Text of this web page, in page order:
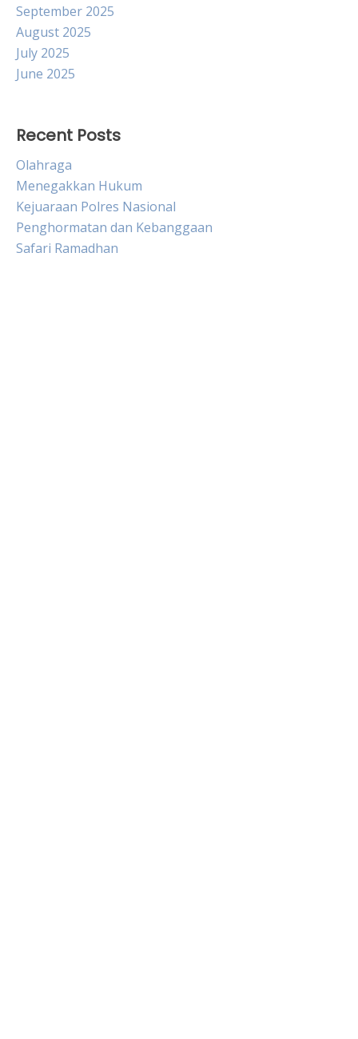
September 2025
August 2025
July 2025
June 2025
Recent Posts
Olahraga
Menegakkan Hukum
Kejuaraan Polres Nasional
Penghormatan dan Kebanggaan
Safari Ramadhan